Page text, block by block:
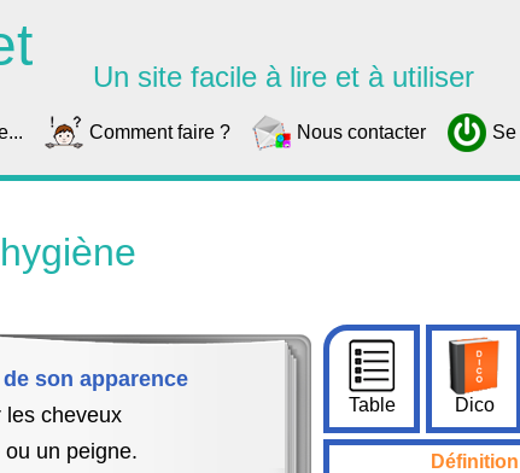
Un site facile à lire et à utiliser
Comment faire ? Nous contacter
son apparence
les cheveux
un peigne.
Table Dico
Définition